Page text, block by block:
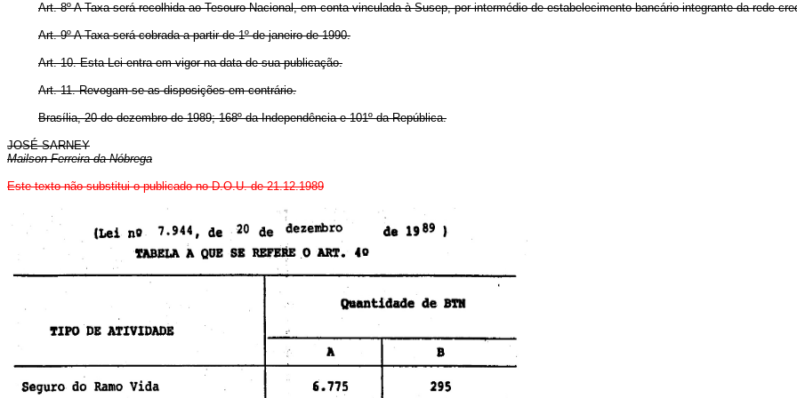
Art. 8º A Taxa será recolhida ao Tesouro Nacional, em conta vinculada à Susep, por intermédio de estabelecimento bancário integrante da rede
Art. 9º A Taxa será cobrada a partir de 1º de janeiro de 1990.
Art. 10. Esta Lei entra em vigor na data de sua publicação.
Art. 11. Revogam-se as disposições em contrário.
Brasília, 20 de dezembro de 1989; 168º da Independência e 101º da República.
JOSÉ SARNEY
Mailson Ferreira da Nóbrega
Este texto não substitui o publicado no D.O.U. de 21.12.1989